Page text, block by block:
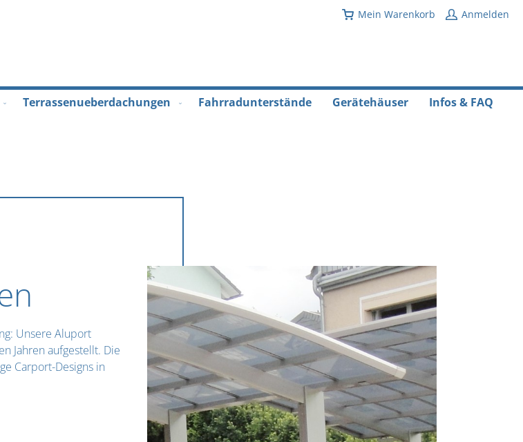
Anmelden
Mein Warenkorb
Terrassenueberdachungen Fahrradunterstände Gerätehäuser
Infos & FAQ
Unsere Aluport
Jahren aufgestellt. Die
Carport-Designs in